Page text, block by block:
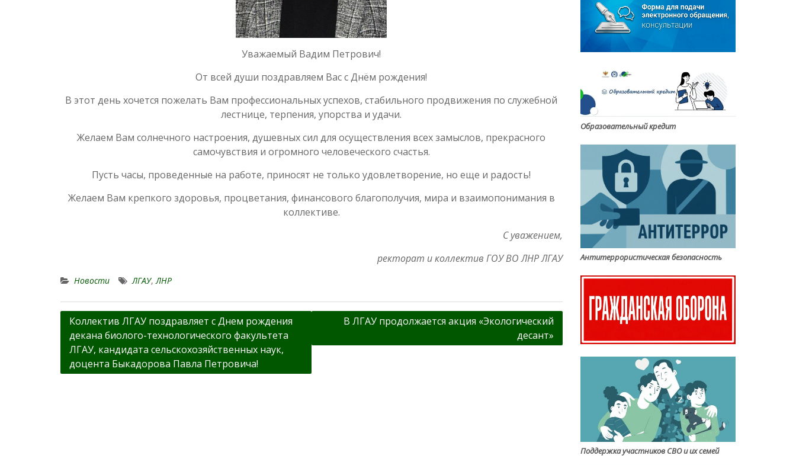
Уважаемый Вадим Петрович!
От всей души поздравляем Вас с Днём рождения!
В этот день хочется пожелать Вам профессиональных успехов, стабильного продвижения по служебной
лестнице, терпения, упорства и удачи.
Желаем Вам солнечного настроения, душевных сил для осуществления всех замыслов, прекрасного
самочувствия и огромного человеческого счастья.
Пусть часы, проведенные на работе, приносят не только удовлетворение, но еще и радость!
Желаем Вам крепкого здоровья, процветания, финансового благополучия, мира и взаимопонимания в
коллективе.
С уважением,
ректорат и коллектив ГОУ ВО ЛНР ЛГАУ
Новости ЛГАУ, ЛНР
Навигация
по
записям
Коллектив ЛГАУ поздравляет с Днем рождения
декана биолого-технологического факультета
ЛГАУ, кандидата сельскохозяйственных наук,
доцента Быкадорова Павла Петровича!
В ЛГАУ продолжается акция «Экологический
десант»
Образовательный кредит
Антитеррористическая безопасность
Поддержка участников СВО и их семей